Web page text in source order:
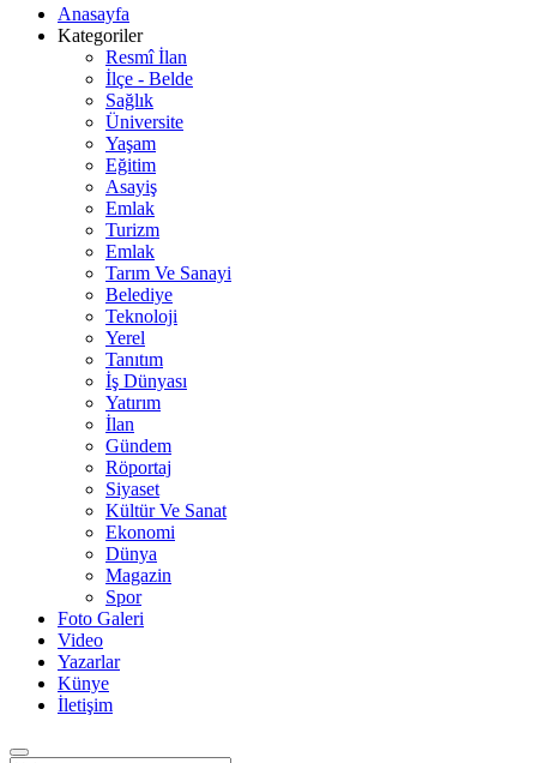
Anasayfa
Kategoriler
Resmî İlan
İlçe - Belde
Sağlık
Üniversite
Yaşam
Eğitim
Asayiş
Emlak
Turizm
Emlak
Tarım Ve Sanayi
Belediye
Teknoloji
Yerel
Tanıtım
İş Dünyası
Yatırım
İlan
Gündem
Röportaj
Siyaset
Kültür Ve Sanat
Ekonomi
Dünya
Magazin
Spor
Foto Galeri
Video
Yazarlar
Künye
İletişim